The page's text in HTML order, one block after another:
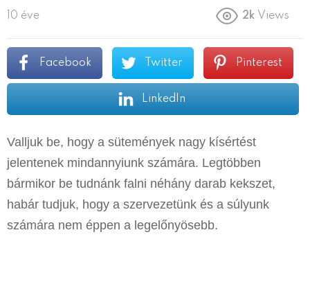
10 éve 2k Views
Facebook Twitter Pinterest
LinkedIn
Valljuk be, hogy a sütemények nagy kísértést
jelentenek mindannyiunk számára. Legtöbben
bármikor be tudnánk falni néhány darab kekszet,
habár tudjuk, hogy a szervezetünk és a súlyunk
számára nem éppen a legelőnyösebb.